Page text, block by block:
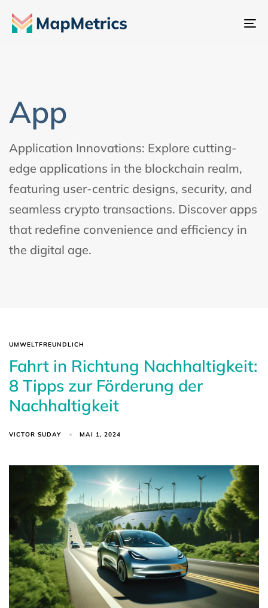
App
Application Innovations: Explore cutting-
edge applications in the blockchain realm,
featuring user-centric designs, security, and
seamless crypto transactions. Discover apps
that redefine convenience and efficiency in
the digital age.
UMWELTFREUNDLICH
Fahrt in Richtung Nachhaltigkeit:
8 Tipps zur Förderung der
Nachhaltigkeit
VICTOR SUDAY MAI 1, 2024